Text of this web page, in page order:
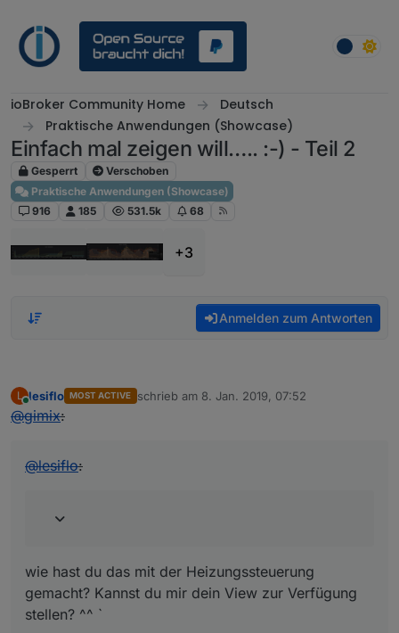
ioBroker Community Home
Deutsch
Praktische Anwendungen (Showcase)
Einfach mal zeigen will….. :-) - Teil 2
Gesperrt
Verschoben
Praktische Anwendungen (Showcase)
916
185 531.5k 68
+3
Anmelden zum Antworten
L
Online
lesiflo MOST ACTIVE schrieb am 8. Jan. 2019, 07:52
zuletzt editiert von
@gimix:
@lesiflo:
wie hast du das mit der Heizungssteuerung
gemacht? Kannst du mir dein View zur Verfügung
stellen? ^^ `